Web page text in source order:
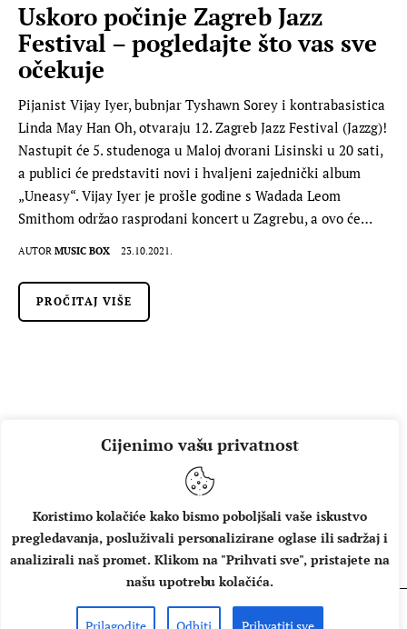
Cijenimo vašu privatnost
Koristimo kolačiće kako bismo poboljšali vaše iskustvo
pregledavanja, posluživali personalizirane oglase ili sadržaj i
analizirali naš promet. Klikom na "Prihvati sve", pristajete na
našu upotrebu kolačića.
Uskoro počinje Zagreb Jazz
Festival – pogledajte što vas sve
očekuje
Pijanist Vijay Iyer, bubnjar Tyshawn Sorey i kontrabasistica
Linda May Han Oh, otvaraju 12. Zagreb Jazz Festival (Jazzg)!
Nastupit će 5. studenoga u Maloj dvorani Lisinski u 20 sati,
a publici će predstaviti novi i hvaljeni zajednički album
„Uneasy“. Vijay Iyer je prošle godine s Wadada Leom
Smithom održao rasprodani koncert u Zagrebu, a ovo će…
AUTOR MUSIC BOX 23.10.2021.
PROČITAJ VIŠE
O NAMA IMPRESSUM UVJETI KORIŠTENJA